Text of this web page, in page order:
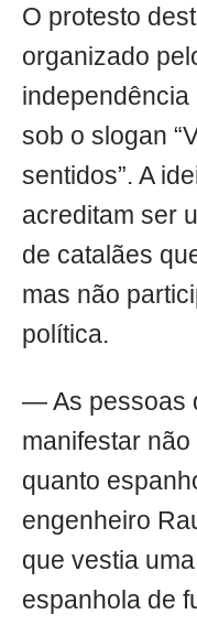
O protesto
organizado
independência
sob o slogan
sentidos”. A
acreditam ser
de catalães
mas não
política.
— As pessoas
manifestar
quanto
engenheiro
que vestia
espanhola de